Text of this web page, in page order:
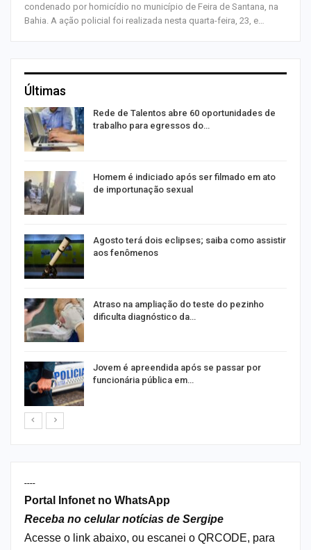
condenado por homicídio no município de Feira de Santana, na
Bahia. A ação policial foi realizada nesta quarta-feira, 23, e…
Últimas
Rede de Talentos abre 60 oportunidades de
trabalho para egressos do…
Homem é indiciado após ser filmado em ato
de importunação sexual
Agosto terá dois eclipses; saiba como assistir
aos fenômenos
Atraso na ampliação do teste do pezinho
dificulta diagnóstico da…
Jovem é apreendida após se passar por
funcionária pública em…
----
Portal Infonet no WhatsApp
Receba no celular notícias de Sergipe
Acesse o link abaixo, ou escanei o QRCODE, para